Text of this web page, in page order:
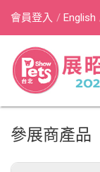
會員登入 English
參展商產品